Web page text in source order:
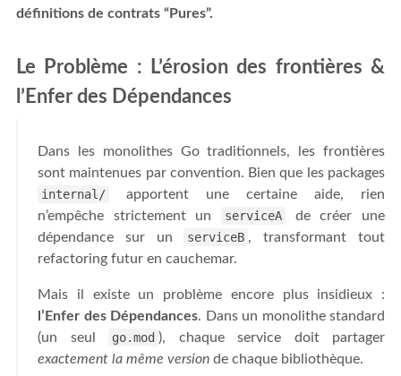
définitions de contrats “Pures”.
Le Problème : L’érosion des frontières &
l’Enfer des Dépendances
Dans les monolithes Go traditionnels, les frontières
sont maintenues par convention. Bien que les packages
internal/
apportent une certaine aide, rien
n’empêche strictement un
serviceA
de créer une
dépendance sur un
serviceB , transformant tout
refactoring futur en cauchemar.
Mais il existe un problème encore plus insidieux :
l’Enfer des Dépendances. Dans un monolithe standard
(un seul
go.mod ), chaque service doit partager
exactement la même version de chaque bibliothèque.